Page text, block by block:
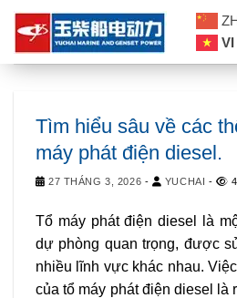
Skip
content
VI
Tìm hiểu sâu về các
máy phát điện diesel.
27 THÁNG 3, 2026 - YUCHAI -
Tổ máy phát điện diesel là
dự phòng quan trọng, được
nhiều lĩnh vực khác nhau.
của tổ máy phát điện diesel là